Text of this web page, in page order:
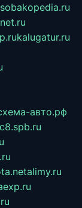
sobakopedia.ru
kalugatur.ru
авто.рф
alimy.ru